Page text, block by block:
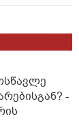
-